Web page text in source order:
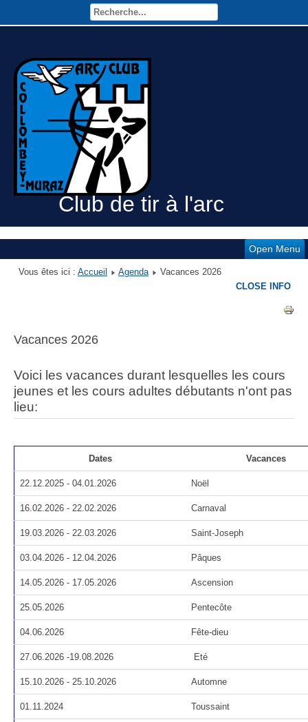
Club de tir à l'arc
Open Menu
Vous êtes ici : Accueil Agenda Vacances 2026
Vacances 2026
Voici les vacances durant lesquelles les cours
jeunes et les cours adultes débutants n'ont pas
lieu:
Dates Vacances
22.12.2025 - 04.01.2026 Noël
16.02.2026 - 22.02.2026 Carnaval
19.03.2026 - 22.03.2026 Saint-Joseph
03.04.2026 - 12.04.2026 Pâques
14.05.2026 - 17.05.2026 Ascension
25.05.2026 Pentecôte
04.06.2026 Fête-dieu
27.06.2026 -19.08.2026 Eté
15.10.2026 - 25.10.2026 Automne
01.11.2024 Toussaint
CLOSE INFO